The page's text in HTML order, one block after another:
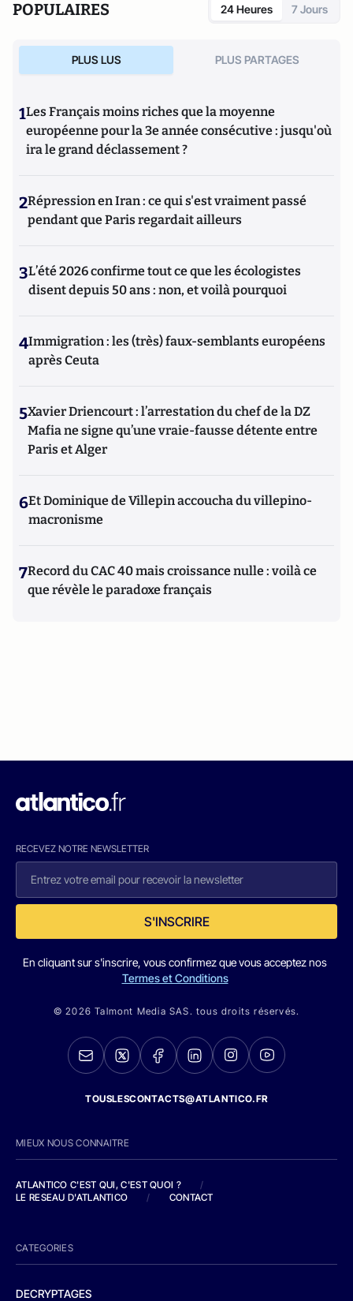
POPULAIRES 24 Heures 7 Jours
PLUS LUS PLUS PARTAGES
1Les Français moins riches que la moyenne
européenne pour la 3e année consécutive : jusqu'où
ira le grand déclassement ?
2Répression en Iran : ce qui s'est vraiment passé
pendant que Paris regardait ailleurs
3L’été 2026 confirme tout ce que les écologistes
disent depuis 50 ans : non, et voilà pourquoi
4Immigration : les (très) faux-semblants européens
après Ceuta
5Xavier Driencourt : l’arrestation du chef de la DZ
Mafia ne signe qu’une vraie-fausse détente entre
Paris et Alger
6Et Dominique de Villepin accoucha du villepino-
macronisme
7Record du CAC 40 mais croissance nulle : voilà ce
que révèle le paradoxe français
RECEVEZ NOTRE NEWSLETTER
S'INSCRIRE
En cliquant sur s'inscrire, vous confirmez que vous acceptez nos
Termes et Conditions
© 2026 Talmont Media SAS. tous droits réservés.
TOUSLESCONTACTS@ATLANTICO.FR
MIEUX NOUS CONNAITRE
ATLANTICO C'EST QUI, C'EST QUOI ?
/
LE RESEAU D'ATLANTICO
/ CONTACT
CATEGORIES
DECRYPTAGES